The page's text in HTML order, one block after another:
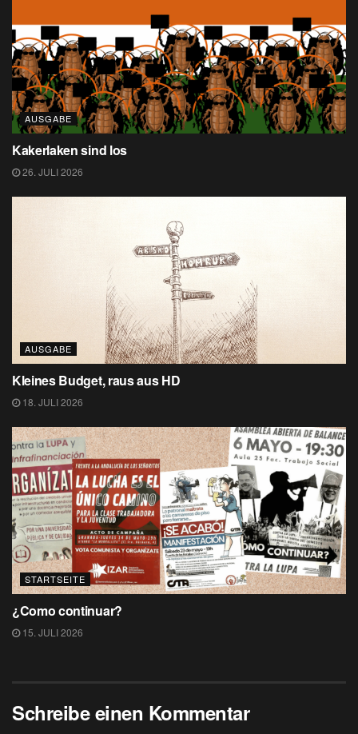
AUSGABE
Kakerlaken sind los
26. JULI 2026
AUSGABE
Kleines Budget, raus aus HD
18. JULI 2026
STARTSEITE
¿Como continuar?
15. JULI 2026
Schreibe einen Kommentar